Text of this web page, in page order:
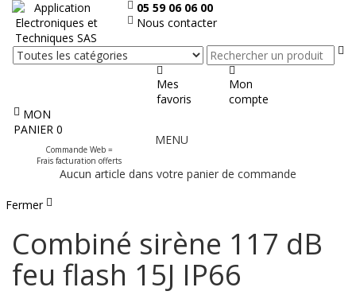
05 59 06 06 00
Nous contacter
Mes
favoris
Mon
compte
MON
PANIER 0
Commande Web =
Frais facturation offerts
le
MENU
Aucun article dans votre panier de commande
Fermer
Combiné sirène 117 dB
feu flash 15J IP66